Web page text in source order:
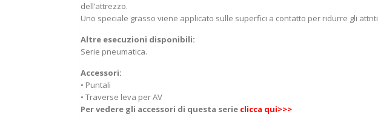
dell’attrezzo.
Uno speciale grasso viene applicato sulle superfici a contatto per ridurre gli
Altre esecuzioni disponibili:
Serie pneumatica.
Accessori:
• Puntali
• Traverse leva per AV
Per vedere gli accessori di questa serie clicca qui>>>